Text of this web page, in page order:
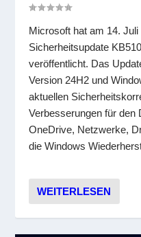
Microsoft hat am 14.
Sicherheitsupdate
veröffentlicht. Das
Version 24H2 und
aktuellen
Verbesserungen für den
OneDrive, Netzwerke,
die Windows
WEITERLESEN